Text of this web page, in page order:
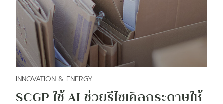
INNOVATION & ENERGY
SCGP ใช้ AI ช่วยรีไซเคิลกระดาษให้